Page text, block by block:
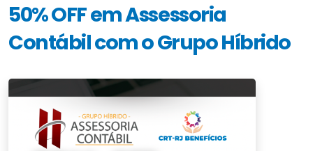
50% OFF em Assessoria
Contábil com o Grupo Híbrido